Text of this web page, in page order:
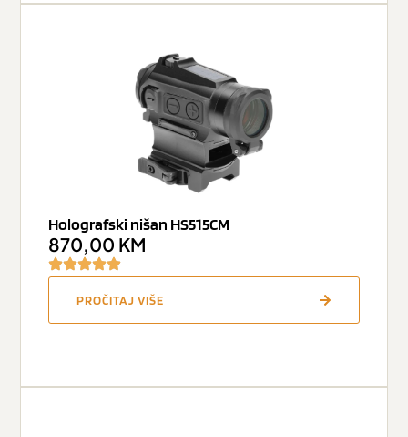
Holografski nišan HS515CM
870,00 KM
PROČITAJ VIŠE